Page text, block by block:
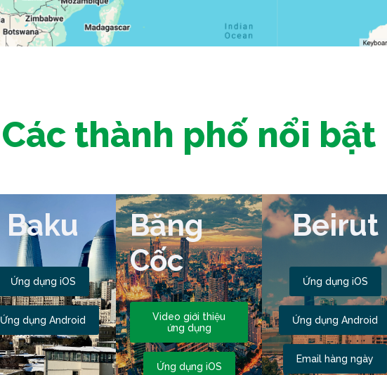
Các thành phố nổi bật
Baku
Ứng dụng iOS
Ứng dụng Android
Băng
Cốc
Video giới thiệu
ứng dụng
Ứng dụng iOS
Beirut
Ứng dụng iOS
Ứng dụng Android
Email hàng ngày